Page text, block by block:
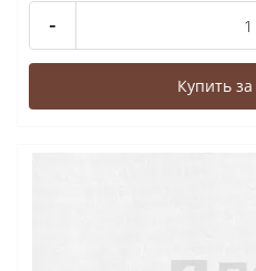
-
Купить за